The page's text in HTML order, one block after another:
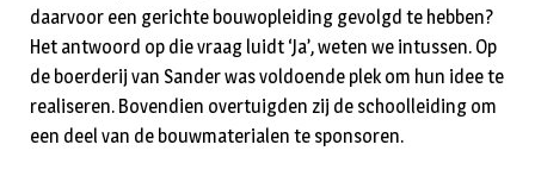
daarvoor een gerichte bouwopleiding gevolgd te hebben?
Het antwoord op die vraag luidt ‘Ja’, weten we intussen. Op
de boerderij van Sander was voldoende plek om hun idee te
realiseren. Bovendien overtuigden zij de schoolleiding om
een deel van de bouwmaterialen te sponsoren.